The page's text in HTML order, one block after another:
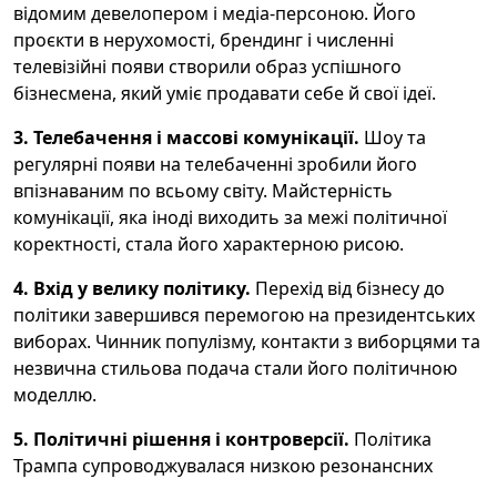
відомим девелопером і медіа-персоною. Його
проєкти в нерухомості, брендинг і численні
телевізійні появи створили образ успішного
бізнесмена, який уміє продавати себе й свої ідеї.
3. Телебачення і массові комунікації. Шоу та
регулярні появи на телебаченні зробили його
впізнаваним по всьому світу. Майстерність
комунікації, яка іноді виходить за межі політичної
коректності, стала його характерною рисою.
4. Вхід у велику політику. Перехід від бізнесу до
політики завершився перемогою на президентських
виборах. Чинник популізму, контакти з виборцями та
незвична стильова подача стали його політичною
моделлю.
5. Політичні рішення і контроверсії. Політика
Трампа супроводжувалася низкою резонансних